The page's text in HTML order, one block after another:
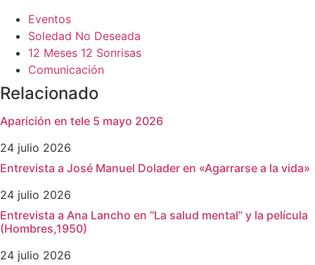
Eventos
Soledad No Deseada
12 Meses 12 Sonrisas
Comunicación
Relacionado
Aparición en tele 5 mayo 2026
24 julio 2026
Entrevista a José Manuel Dolader en «Agarrarse a la vida»
24 julio 2026
Entrevista a Ana Lancho en “La salud mental” y la película
(Hombres,1950)
24 julio 2026